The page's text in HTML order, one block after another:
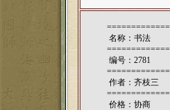
名称：书法
编号：2781
作者： 齐枝三
价格：协商